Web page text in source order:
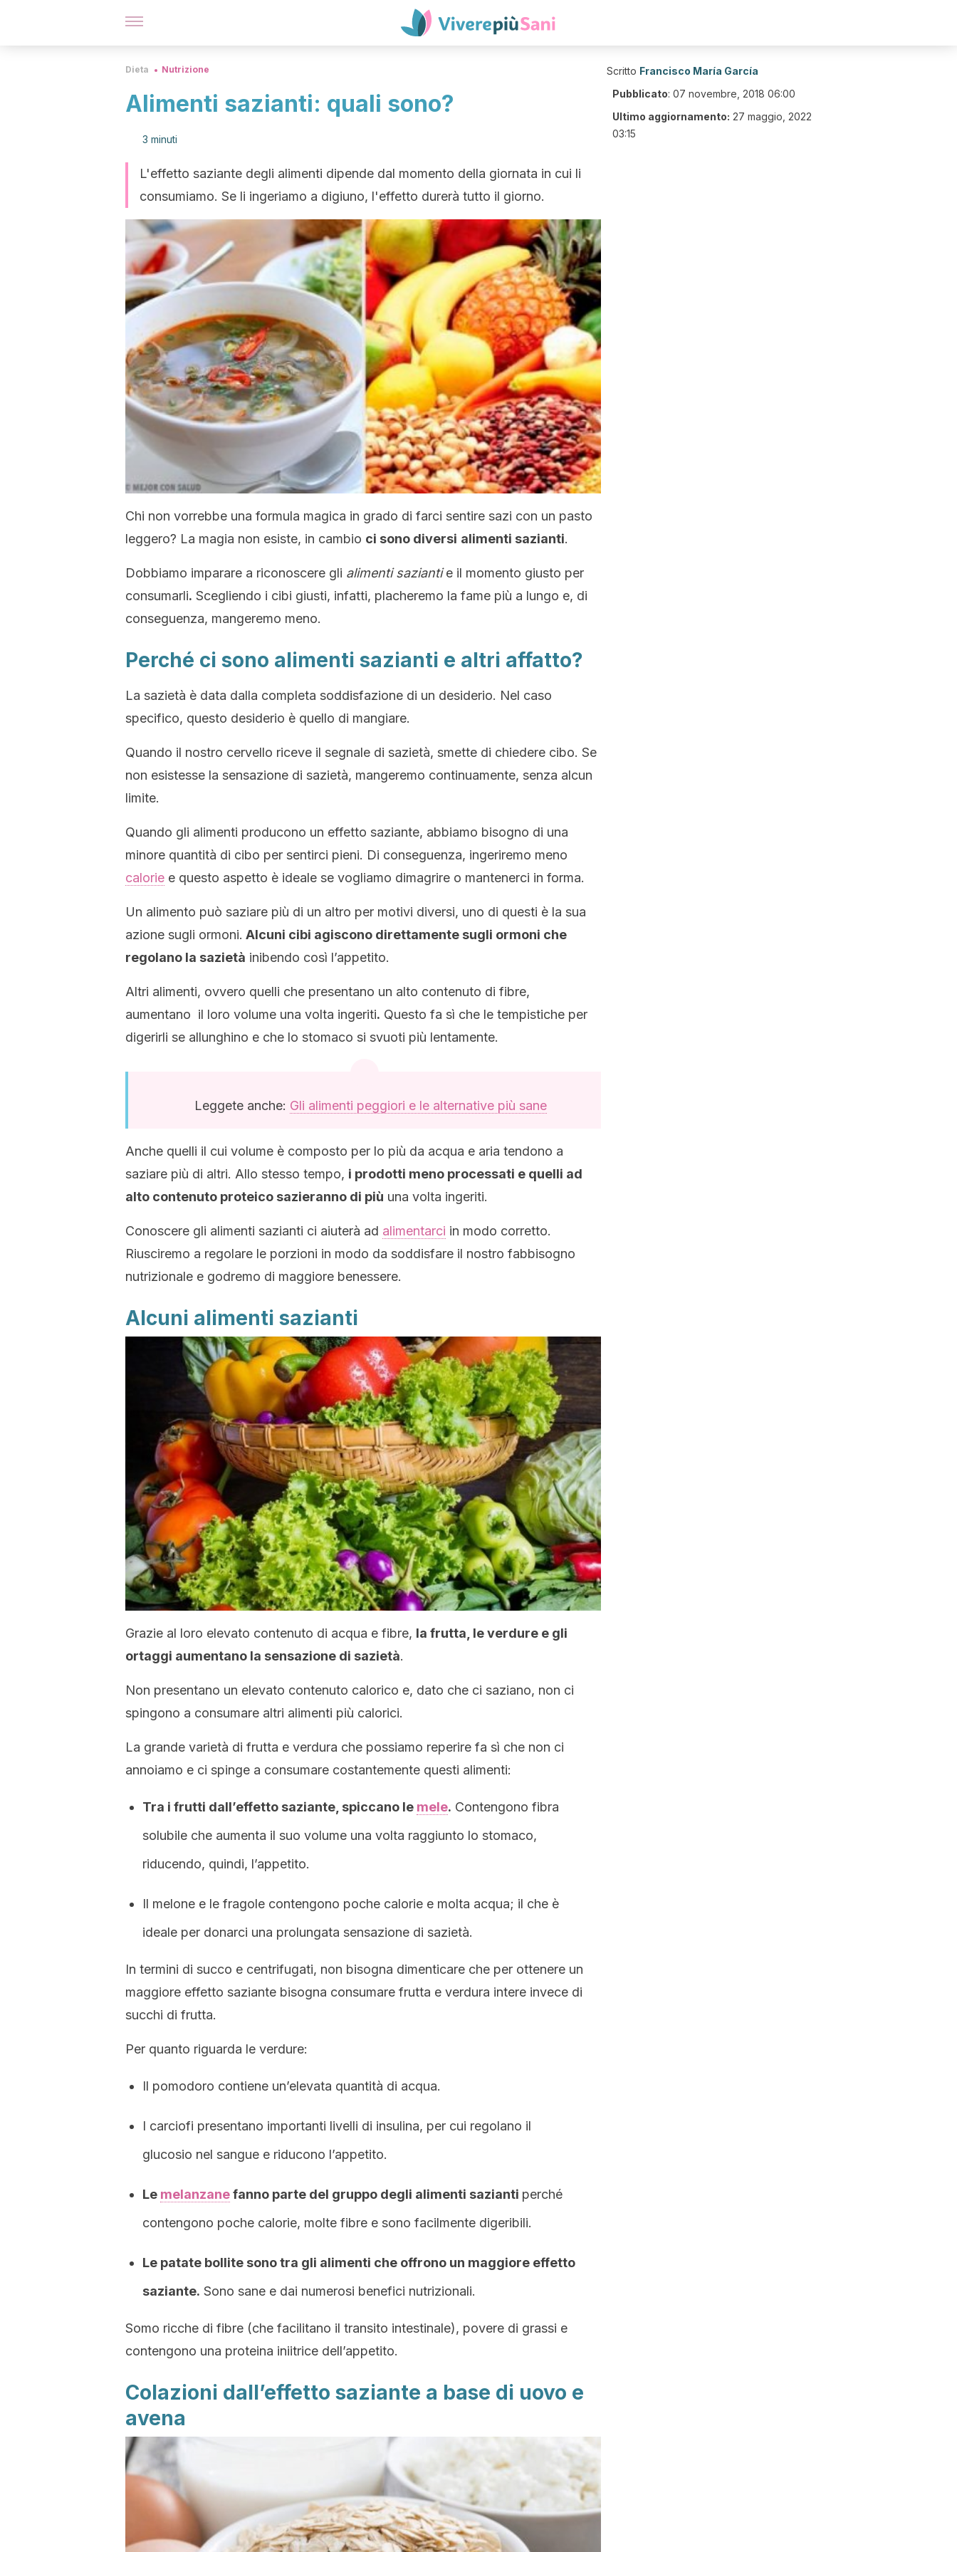
Dieta Nutrizione
Alimenti sazianti: quali sono?
3 minuti
L'effetto saziante degli alimenti dipende dal momento della giornata in cui li
consumiamo. Se li ingeriamo a digiuno, l'effetto durerà tutto il giorno.
Chi non vorrebbe una formula magica in grado di farci sentire sazi con un pasto
leggero? La magia non esiste, in cambio ci sono diversi alimenti sazianti.
Dobbiamo imparare a riconoscere gli alimenti saziantie il momento giusto per
consumarli. Scegliendo i cibi giusti, infatti, placheremo la fame più a lungo e, di
conseguenza, mangeremo meno.
Perché ci sono alimenti sazianti e altri affatto?
La sazietà è data dalla completa soddisfazione di un desiderio. Nel caso
specifico, questo desiderio è quello di mangiare.
Quando il nostro cervello riceve il segnale di sazietà, smette di chiedere cibo. Se
non esistesse la sensazione di sazietà, mangeremo continuamente, senza alcun
limite.
Quando gli alimenti producono un effetto saziante, abbiamo bisogno di una
minore quantità di cibo per sentirci pieni. Di conseguenza, ingeriremo meno
calorie e questo aspetto è ideale se vogliamo dimagrire o mantenerci in forma.
Un alimento può saziare più di un altro per motivi diversi, uno di questi è la sua
azione sugli ormoni. Alcuni cibi agiscono direttamente sugli ormoni che
regolano la sazietà inibendo così l’appetito.
Altri alimenti, ovvero quelli che presentano un alto contenuto di fibre,
aumentano il loro volume una volta ingeriti. Questo fa sì che le tempistiche per
digerirli se allunghino e che lo stomaco si svuoti più lentamente.
Leggete anche: Gli alimenti peggiori e le alternative più sane
Anche quelli il cui volume è composto per lo più da acqua e aria tendono a
saziare più di altri. Allo stesso tempo, i prodotti meno processati e quelli ad
alto contenuto proteico sazieranno di più una volta ingeriti.
Conoscere gli alimenti sazianti ci aiuterà ad alimentarci in modo corretto.
Riusciremo a regolare le porzioni in modo da soddisfare il nostro fabbisogno
nutrizionale e godremo di maggiore benessere.
Alcuni alimenti sazianti
Grazie al loro elevato contenuto di acqua e fibre, la frutta, le verdure e gli
ortaggi aumentano la sensazione di sazietà.
Non presentano un elevato contenuto calorico e, dato che ci saziano, non ci
spingono a consumare altri alimenti più calorici.
La grande varietà di frutta e verdura che possiamo reperire fa sì che non ci
annoiamo e ci spinge a consumare costantemente questi alimenti:
Tra i frutti dall’effetto saziante, spiccano le mele. Contengono fibra
solubile che aumenta il suo volume una volta raggiunto lo stomaco,
riducendo, quindi, l’appetito.
Il melone e le fragole contengono poche calorie e molta acqua; il che è
ideale per donarci una prolungata sensazione di sazietà.
In termini di succo e centrifugati, non bisogna dimenticare che per ottenere un
maggiore effetto saziante bisogna consumare frutta e verdura intere invece di
succhi di frutta.
Per quanto riguarda le verdure:
Il pomodoro contiene un’elevata quantità di acqua.
I carciofi presentano importanti livelli di insulina, per cui regolano il
glucosio nel sangue e riducono l’appetito.
Le melanzanefanno parte del gruppo degli alimenti sazianti perché
contengono poche calorie, molte fibre e sono facilmente digeribili.
Le patate bollite sono tra gli alimenti che offrono un maggiore effetto
saziante. Sono sane e dai numerosi benefici nutrizionali.
Somo ricche di fibre (che facilitano il transito intestinale), povere di grassi e
contengono una proteina iniitrice dell’appetito.
Colazioni dall’effetto saziante a base di uovo e
avena
Scritto Francisco María García
Pubblicato: 07 novembre, 2018 06:00
Ultimo aggiornamento: 27 maggio, 2022
03:15